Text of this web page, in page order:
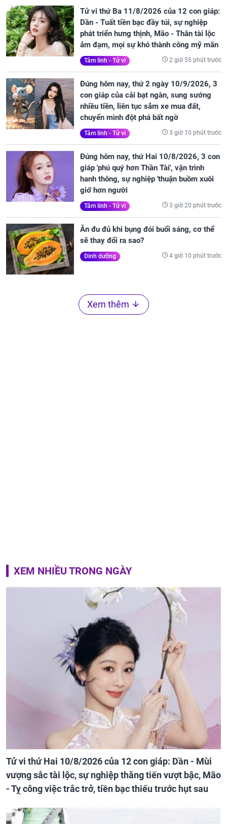
Tử vi thứ Ba 11/8/2026 của 12 con giáp:
Dần - Tuất tiền bạc đầy túi, sự nghiệp
phát triển hưng thịnh, Mão - Thân tài lộc
ảm đạm, mọi sự khó thành công mỹ mãn
Tâm linh - Tử vi 2 giờ 55 phút trước
Đúng hôm nay, thứ 2 ngày 10/9/2026, 3
con giáp của cải bạt ngàn, sung sướng
nhiều tiền, liên tục sắm xe mua đất,
chuyển mình đột phá bất ngờ
Tâm linh - Tử vi 3 giờ 10 phút trước
Đúng hôm nay, thứ Hai 10/8/2026, 3 con
giáp 'phú quý hơn Thần Tài', vận trình
hanh thông, sự nghiệp 'thuận buồm xuôi
gió' hơn người
Tâm linh - Tử vi 3 giờ 20 phút trước
Ăn đu đủ khi bụng đói buổi sáng, cơ thể
sẽ thay đổi ra sao?
Dinh dưỡng 4 giờ 10 phút trước
Xem thêm
XEM NHIỀU TRONG NGÀY
Tử vi thứ Hai 10/8/2026 của 12 con giáp: Dần - Mùi
vượng sắc tài lộc, sự nghiệp thăng tiến vượt bậc, Mão
- Tỵ công việc trắc trở, tiền bạc thiếu trước hụt sau